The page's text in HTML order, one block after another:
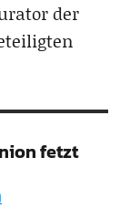
der
fetzt